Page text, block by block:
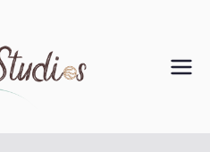
Rania'